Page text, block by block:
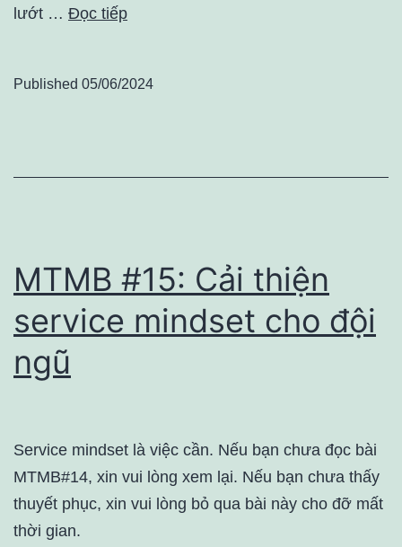
lướt … Đọc tiếp
Published 05/06/2024
MTMB #15: Cải thiện
service mindset cho đội
ngũ
Service mindset là việc cần. Nếu bạn chưa đọc bài
MTMB#14, xin vui lòng xem lại. Nếu bạn chưa thấy
thuyết phục, xin vui lòng bỏ qua bài này cho đỡ mất
thời gian.